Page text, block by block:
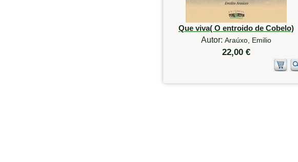
Que viva( O entroido de Cobelo)
Autor: Araúxo, Emilio
22,00 €